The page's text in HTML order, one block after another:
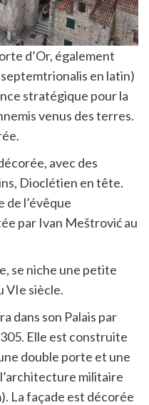
d’Or, également
en latin)
stratégique pour la
venus des terres.
avec des
Dioclétien en tête.
de l’évêque
par Ivan Meštrović au
se niche une petite
VIe siècle.
dans son Palais par
Elle est construite
double porte et une
militaire
La façade est décorée